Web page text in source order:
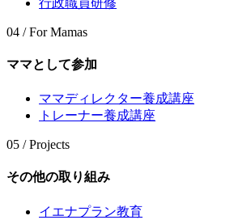
04 / For Mamas
ママとして参加
ママディレクター養成講座
トレーナー養成講座
05 / Projects
その他の取り組み
イエナプラン教育